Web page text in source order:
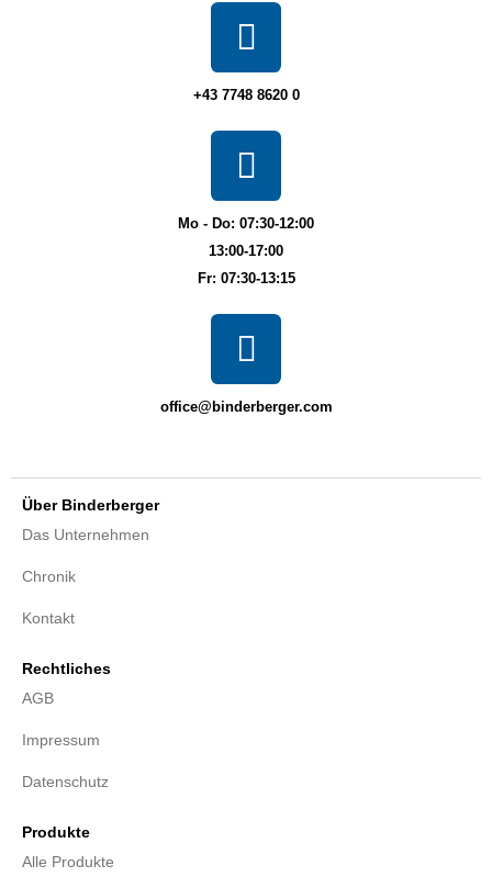
+43 7748 8620 0
Mo - Do: 07:30-12:00
13:00-17:00
Fr: 07:30-13:15
office@binderberger.com
Über Binderberger
Das Unternehmen
Chronik
Kontakt
Rechtliches
AGB
Impressum
Datenschutz
Produkte
Alle Produkte